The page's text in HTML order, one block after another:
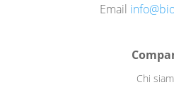
Email
Chi